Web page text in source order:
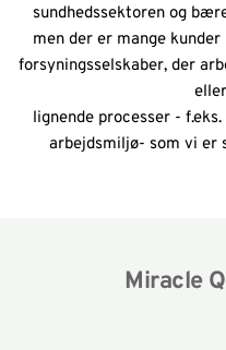
sundhedssektoren og
men der er mange
forsyningsselskaber, der
lignende processer -
arbejdsmiljø- som vi er
Miracle